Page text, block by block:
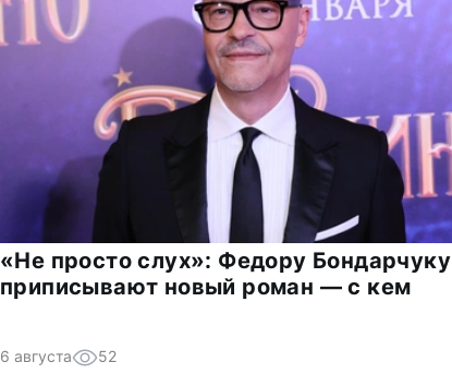
«Не просто слух»: Федору Бондарчуку
приписывают новый роман — с кем
6 августа 52